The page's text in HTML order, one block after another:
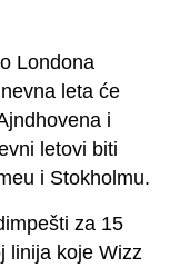
Londona
leta će
i
letovi biti
i Stokholmu.
za 15
linija koje Wizz